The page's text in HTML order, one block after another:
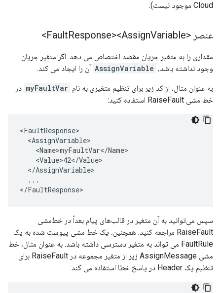
Cloud موجود نیست).
عنصر <Fault Response><AssignVariable>
مقداری را به متغیر جریان مقصد اختصاص می دهد. اگر متغیر جریان
وجود نداشته باشد، AssignVariable آن را ایجاد می کند.
به عنوان مثال، از کد زیر برای تنظیم متغیری به نام myFaultVar در
خط مشی RaiseFault استفاده کنید:
<FaultResponse>
  <AssignVariable>
    <Name>myFaultVar</Name>
    <Value>42</Value>
  </AssignVariable>
  ...
</FaultResponse>
سپس می‌توانید به آن متغیر در قالب‌های پیام بعداً در خط‌مشی
RaiseFault مراجعه کنید. همچنین، یک خط مشی پیوست شده به یک
FaultRule می تواند به متغیر دسترسی داشته باشد. به عنوان مثال، خط
مشی AssignMessage زیر از متغیر مجموعه در RaiseFault برای
تنظیم یک Header در پاسخ خطا استفاده می کند: